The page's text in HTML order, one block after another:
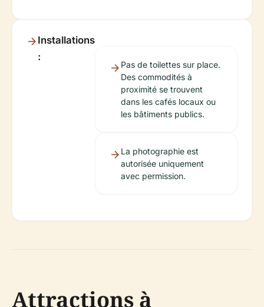
Installations
:
Pas de toilettes sur place.
Des commodités à
proximité se trouvent
dans les cafés locaux ou
les bâtiments publics.
La photographie est
autorisée uniquement
avec permission.
Attractions à